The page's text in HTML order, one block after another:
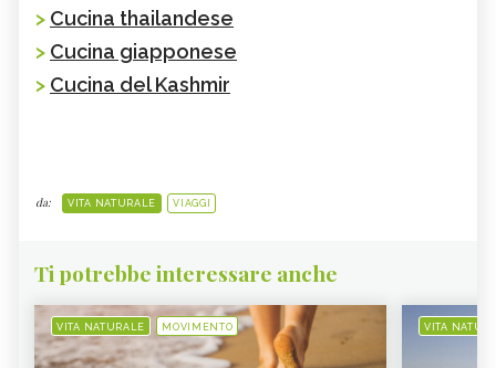
> Cucina thailandese
> Cucina giapponese
> Cucina del Kashmir
da: VITA NATURALE VIAGGI
Ti potrebbe interessare anche
VITA NATURALE MOVIMENTO VITA